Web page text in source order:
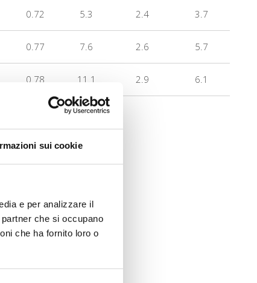
sui cookie
e per analizzare il
che si occupano
che ha fornito loro o
0.72 5.3 2.4 3.7
0.77 7.6 2.6 5.7
0.78 11.1 2.9 6.1